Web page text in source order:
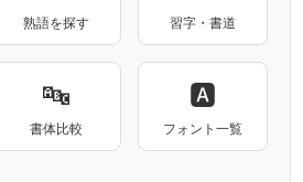
熟語を探す 習字・書道
🔤
書体比較
🅰
フォント一覧